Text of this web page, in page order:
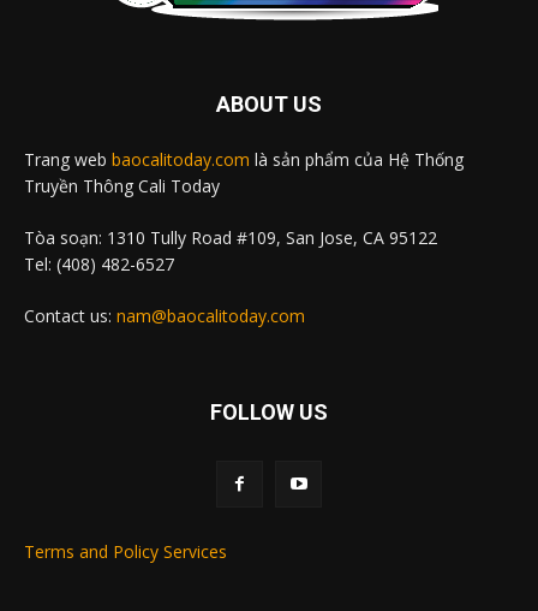
ABOUT US
Trang web baocalitoday.com là sản phẩm của Hệ Thống
Truyền Thông Cali Today
Tòa soạn: 1310 Tully Road #109, San Jose, CA 95122
Tel: (408) 482-6527
Contact us: nam@baocalitoday.com
FOLLOW US
Terms and Policy Services